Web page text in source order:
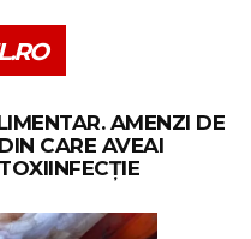
AMENZI DE
CARE AVEAI